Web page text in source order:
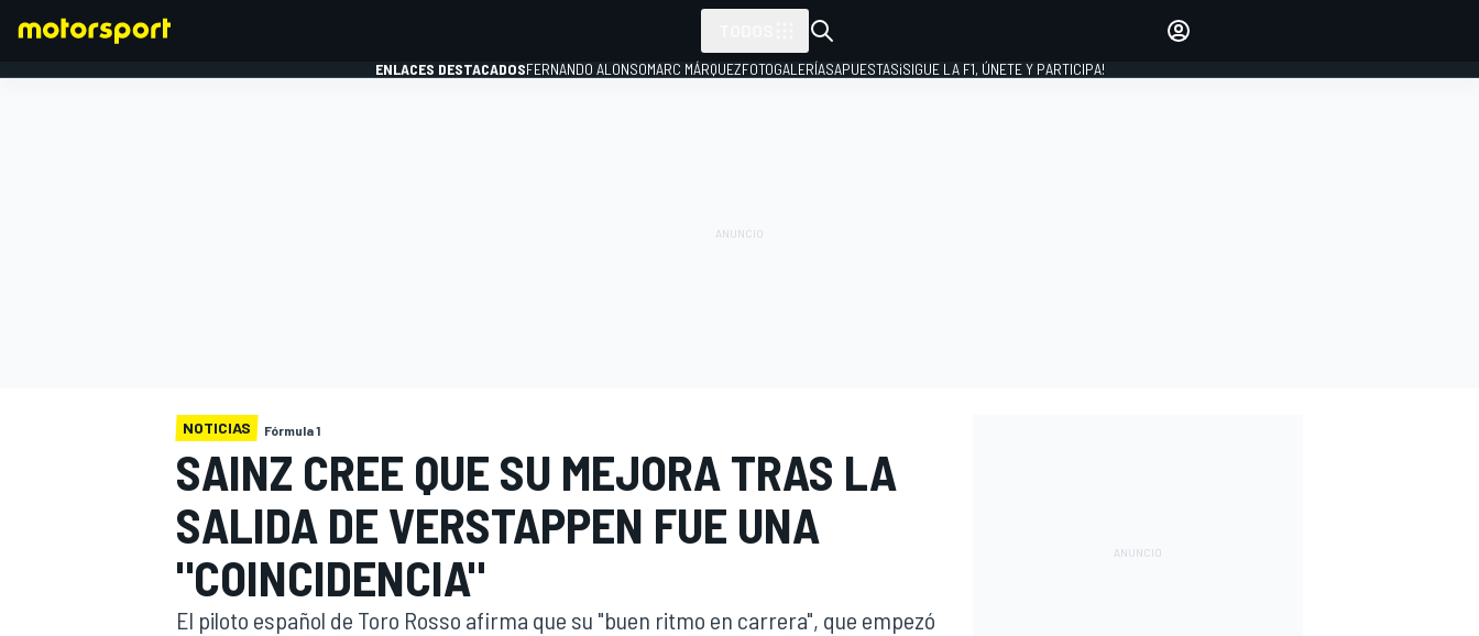
ENLACES DESTACADOSFERNANDO ALONSOMARC MÁRQUEZFOTOGALERÍASAPUESTAS¡SIGUE LA F1, ÚNETE Y PARTICIPA!
NOTICIAS Fórmula 1
SAINZ CREE QUE SU MEJORA TRAS LA
SALIDA DE VERSTAPPEN FUE UNA
"COINCIDENCIA"
El piloto español de Toro Rosso afirma que su "buen ritmo en carrera", que empezó